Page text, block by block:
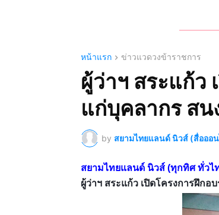
หน้าแรก ข่าวแวดวงข้าราชการ
ผู้ว่าฯ สระแก้ว
แก่บุคลากร ส
by สยามไทยแลนด์ นิวส์ (สื่อออ
สยามไทยแลนด์ นิวส์ (ทุกทิศ ทั่วไ
ผู้ว่าฯ สระแก้ว เปิดโครงการฝึก